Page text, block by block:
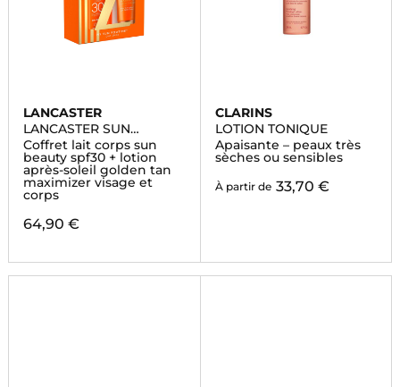
LANCASTER
LANCASTER SUN
BEAUTY
Coffret lait corps sun
beauty spf30 + lotion
après-soleil golden tan
maximizer visage et
corps
64,90 €
CLARINS
LOTION TONIQUE
Apaisante – peaux très
sèches ou sensibles
À partir de 33,70 €